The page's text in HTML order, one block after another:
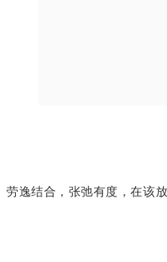
劳逸结合，张弛有度，在该